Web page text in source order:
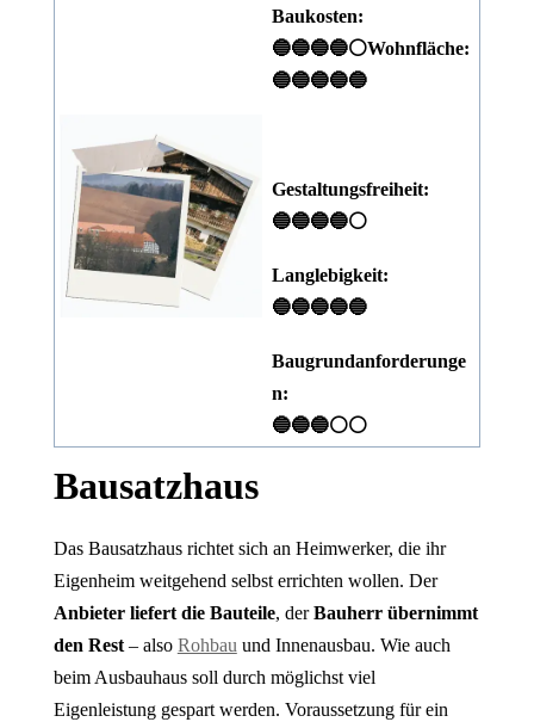
Baukosten:
🔵🔵🔵🔵⚪Wohnfläche:
🔵🔵🔵🔵🔵
Gestaltungsfreiheit:
🔵🔵🔵🔵⚪
Langlebigkeit:
🔵🔵🔵🔵🔵
Baugrundanforderunge
n:
🔵🔵🔵⚪⚪
Bausatzhaus
Das Bausatzhaus richtet sich an Heimwerker, die ihr
Eigenheim weitgehend selbst errichten wollen. Der
Anbieter liefert die Bauteile, derBauherr übernimmt
den Rest– also Rohbau und Innenausbau. Wie auch
beim Ausbauhaus soll durch möglichst viel
Eigenleistung gespart werden. Voraussetzung für ein